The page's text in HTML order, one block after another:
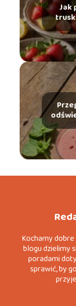
Jak
Kochamy
blogu dzielimy
poradami
sprawić, by